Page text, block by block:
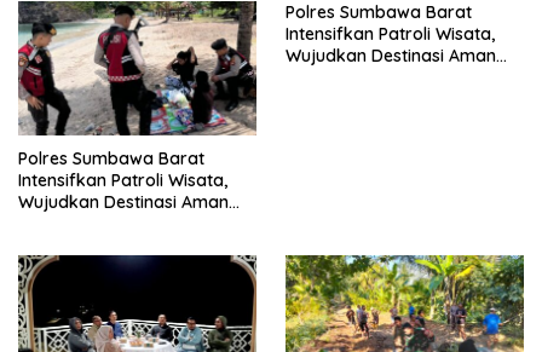
Polres Sumbawa Barat
Intensifkan Patroli Wisata,
Wujudkan Destinasi Aman
Polres Sumbawa Barat
Intensifkan Patroli Wisata,
Wujudkan Destinasi Aman